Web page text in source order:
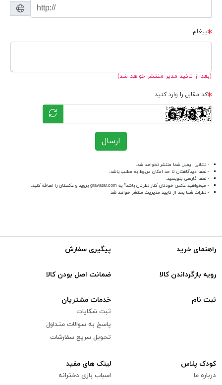
پیغام
(بعد از تائید مدیر منتشر خواهد شد)
کد مقابل را وارد کنید
ارسال
- نشانی ایمیل شما منتشر نخواهد شد.
- لطفا دیدگاهتان تا حد امکان مربوط به مطلب باشد.
- لطفا فارسی بنویسید.
- میخواهید عکس خودتان کنار نظرتان باشد؟ به gravatar.com بروید و عکستان را اضافه کنید.
- نظرات شما بعد از تایید مدیریت منتشر خواهد شد
راهنمای خرید پیگیری سفارش
رویه بازگرداندن کالا ضمانت اصل بودن کالا
ثبت نام خدمات مشتریان
ثبت شکایات
پاسخ به سوالات متداول
تحویل سریع سفارشات
کودک پلاس
درباره ما
لینک های مفید
اسباب بازی دخترانه